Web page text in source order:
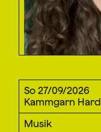
So 27/09/2026
Kammgarn Hard
Musik